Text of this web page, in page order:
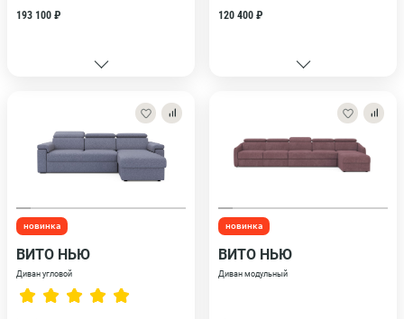
193 100 ₽ 120 400 ₽
новинка
ВИТО НЬЮ
Диван угловой
новинка
ВИТО НЬЮ
Диван модульный